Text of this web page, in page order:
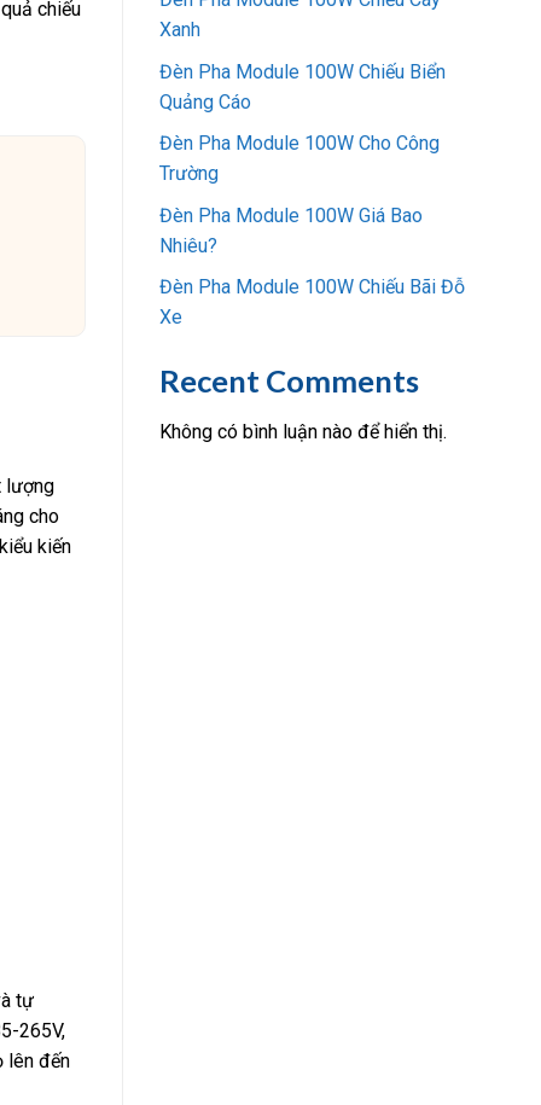
chiếu
lượng
cho
kiến
tự
265V,
lên đến
Xanh
Đèn Pha Module 100W Chiếu Biển
Quảng Cáo
Đèn Pha Module 100W Cho Công
Trường
Đèn Pha Module 100W Giá Bao
Nhiêu?
Đèn Pha Module 100W Chiếu Bãi Đỗ
Xe
Recent Comments
Không có bình luận nào để hiển thị.